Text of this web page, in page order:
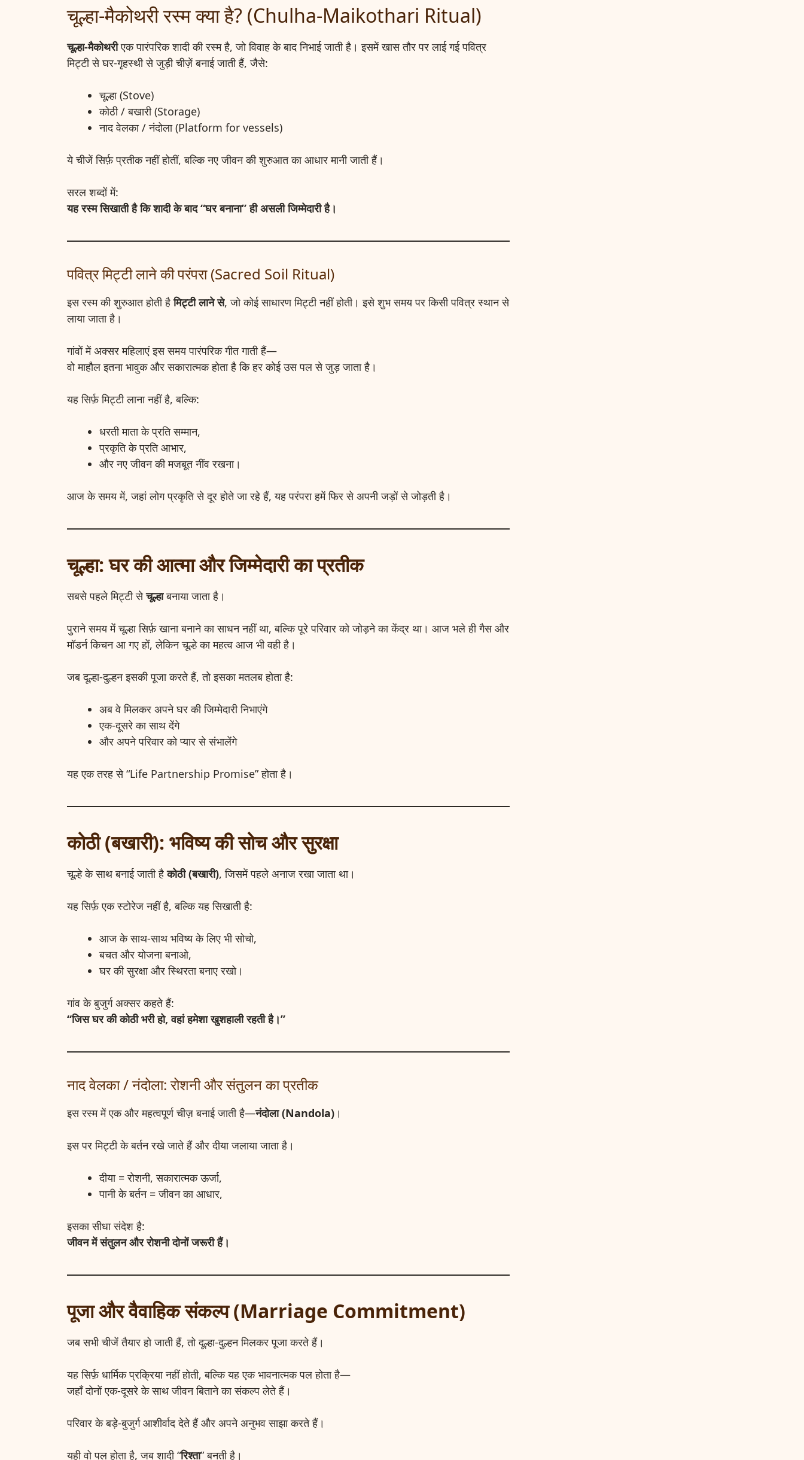
चूल्हा-मैकोथरी रस्म क्या है? (Chulha-Maikothari Ritual)
चूल्हा-मैकोथरीएक पारंपरिक शादी की रस्म है, जो विवाह के बाद निभाई जाती है। इसमें खास तौर पर लाई गई पवित्र
मिट्टी से घर-गृहस्थी से जुड़ी चीज़ें बनाई जाती हैं, जैसे:
चूल्हा (Stove)
कोठी / बखारी (Storage)
नाद वेलका / नंदोला (Platform for vessels)
ये चीजें सिर्फ़ प्रतीक नहीं होतीं, बल्कि नए जीवन की शुरुआत का आधार मानी जाती हैं।
सरल शब्दों में:
यह रस्म सिखाती है कि शादी के बाद “घर बनाना” ही असली जिम्मेदारी है।
पवित्र मिट्टी लाने की परंपरा (Sacred Soil Ritual)
इस रस्म की शुरुआत होती हैमिट्टी लाने से, जो कोई साधारण मिट्टी नहीं होती। इसे शुभ समय पर किसी पवित्र स्थान से
लाया जाता है।
गांवों में अक्सर महिलाएं इस समय पारंपरिक गीत गाती हैं—
वो माहौल इतना भावुक और सकारात्मक होता है कि हर कोई उस पल से जुड़ जाता है।
यह सिर्फ़ मिट्टी लाना नहीं है, बल्कि:
धरती माता के प्रति सम्मान,
प्रकृति के प्रति आभार,
और नए जीवन की मजबूत नींव रखना।
आज के समय में, जहां लोग प्रकृति से दूर होते जा रहे हैं, यह परंपरा हमें फिर से अपनी जड़ों से जोड़ती है।
चूल्हा: घर की आत्मा और जिम्मेदारी का प्रतीक
सबसे पहले मिट्टी सेचूल्हाबनाया जाता है।
पुराने समय में चूल्हा सिर्फ़ खाना बनाने का साधन नहीं था, बल्कि पूरे परिवार को जोड़ने का केंद्र था। आज भले ही गैस और
मॉडर्न किचन आ गए हों, लेकिन चूल्हे का महत्व आज भी वही है।
जब दूल्हा-दुल्हन इसकी पूजा करते हैं, तो इसका मतलब होता है:
अब वे मिलकर अपने घर की जिम्मेदारी निभाएंगे
एक-दूसरे का साथ देंगे
और अपने परिवार को प्यार से संभालेंगे
यह एक तरह से “Life Partnership Promise” होता है।
कोठी (बखारी): भविष्य की सोच और सुरक्षा
चूल्हे के साथ बनाई जाती हैकोठी (बखारी), जिसमें पहले अनाज रखा जाता था।
यह सिर्फ़ एक स्टोरेज नहीं है, बल्कि यह सिखाती है:
आज के साथ-साथ भविष्य के लिए भी सोचो,
बचत और योजना बनाओ,
घर की सुरक्षा और स्थिरता बनाए रखो।
गांव के बुजुर्ग अक्सर कहते हैं:
“जिस घर की कोठी भरी हो, वहां हमेशा खुशहाली रहती है।”
नाद वेलका / नंदोला: रोशनी और संतुलन का प्रतीक
इस रस्म में एक और महत्वपूर्ण चीज़ बनाई जाती है—नंदोला (Nandola) ।
इस पर मिट्टी के बर्तन रखे जाते हैं और दीया जलाया जाता है।
दीया = रोशनी, सकारात्मक ऊर्जा,
पानी के बर्तन = जीवन का आधार,
इसका सीधा संदेश है:
जीवन में संतुलन और रोशनी दोनों जरूरी हैं।
पूजा और वैवाहिक संकल्प (Marriage Commitment)
जब सभी चीजें तैयार हो जाती हैं, तो दूल्हा-दुल्हन मिलकर पूजा करते हैं।
यह सिर्फ़ धार्मिक प्रक्रिया नहीं होती, बल्कि यह एक भावनात्मक पल होता है—
जहाँ दोनों एक-दूसरे के साथ जीवन बिताने का संकल्प लेते हैं।
परिवार के बड़े-बुजुर्ग आशीर्वाद देते हैं और अपने अनुभव साझा करते हैं।
यही वो पल होता है, जब शादी “रिश्ता” बनती है।